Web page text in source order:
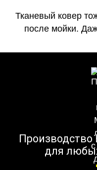
Тканевый ковер
после мойки.
Производство
для